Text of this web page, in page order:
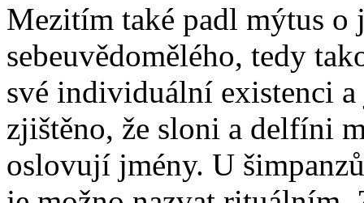
Mezitím také padl mýtus o
sebeuvědomělého, tedy
své individuální existenci
zjištěno, že sloni a delfíni
oslovují jmény. U